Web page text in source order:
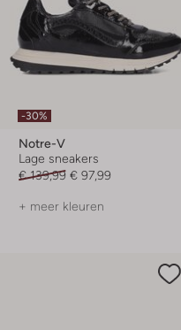
-30%
Notre-V
Lage sneakers
€ 139,99 € 97,99
+ meer kleuren